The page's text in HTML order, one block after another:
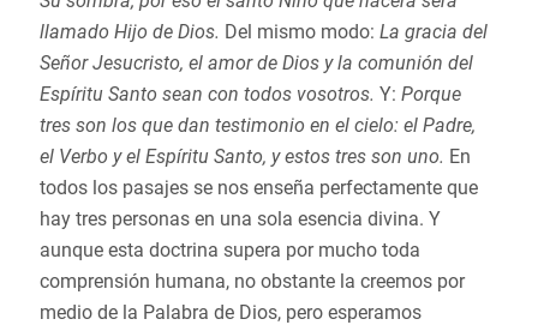
llamado Hijo de Dios. Del mismo modo: La gracia del
Señor Jesucristo, el amor de Dios y la comunión del
Espíritu Santo sean con todos vosotros. Y: Porque
tres son los que dan testimonio en el cielo: el Padre,
el Verbo y el Espíritu Santo, y estos tres son uno. En
todos los pasajes se nos enseña perfectamente que
hay tres personas en una sola esencia divina. Y
aunque esta doctrina supera por mucho toda
comprensión humana, no obstante la creemos por
medio de la Palabra de Dios, pero esperamos